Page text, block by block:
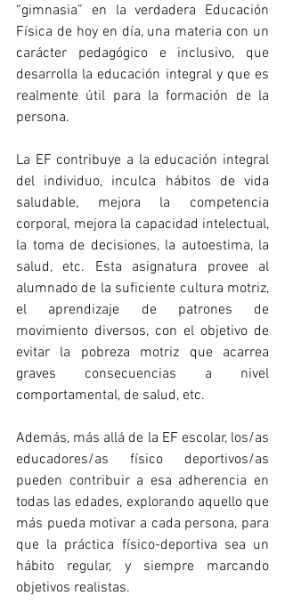
“gimnasia” en la verdadera Educación
Física de hoy en día, una materia con un
carácter pedagógico e inclusivo, que
desarrolla la educación integral y que es
realmente útil para la formación de la
persona.
La EF contribuye a la educación integral
del individuo, inculca hábitos de vida
saludable, mejora la competencia
corporal, mejora la capacidad intelectual,
la toma de decisiones, la autoestima, la
salud, etc. Esta asignatura provee al
alumnado de la suficiente cultura motriz,
el aprendizaje de patrones de
movimiento diversos, con el objetivo de
evitar la pobreza motriz que acarrea
graves consecuencias a nivel
comportamental, de salud, etc.
Además, más allá de la EF escolar, los/as
educadores/as físico deportivos/as
pueden contribuir a esa adherencia en
todas las edades, explorando aquello que
más pueda motivar a cada persona, para
que la práctica físico-deportiva sea un
hábito regular, y siempre marcando
objetivos realistas.